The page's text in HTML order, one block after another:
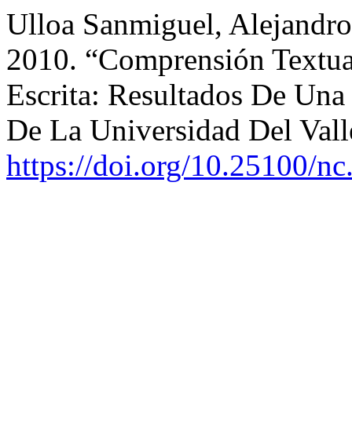
Ulloa Sanmiguel,
2010. “Comprensión
Escrita: Resultados De
De La Universidad Del
https://doi.org/10.25100/